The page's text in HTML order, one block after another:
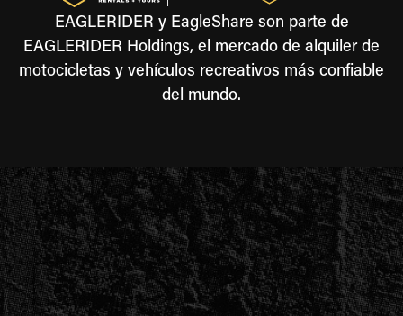
EAGLERIDER y EagleShare son parte de
EAGLERIDER Holdings, el mercado de alquiler de
motocicletas y vehículos recreativos más confiable
del mundo.